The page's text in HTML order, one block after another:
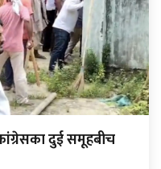
कांग्रेसका दुई समूहबीच